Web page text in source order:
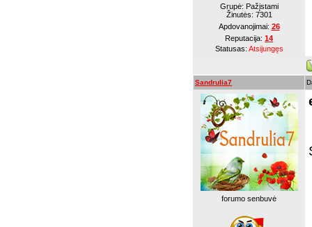
Grupė: Pažįstami
Žinutės: 7301
Apdovanojimai: 26
Reputacija: 14
Statusas: Atsijungęs
Sandrulia7
forumo senbuvė